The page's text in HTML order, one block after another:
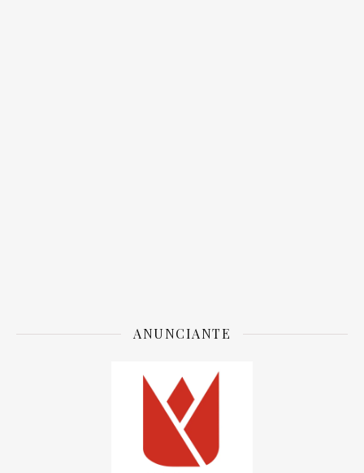
ANUNCIANTE